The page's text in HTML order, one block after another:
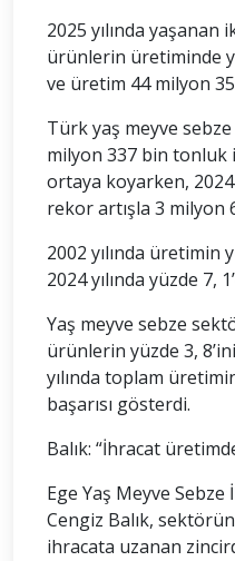
2025 yılında
ürünlerin üretiminde
ve üretim 44 milyon
Türk yaş meyve sebze
milyon 337 bin tonluk
ortaya koyarken, 2024
rekor artışla 3 milyon
2002 yılında üretimin
2024 yılında yüzde 7,
Yaş meyve sebze
ürünlerin yüzde 3,
yılında toplam
başarısı gösterdi.
Balık: “İhracat
Ege Yaş Meyve Sebze
Cengiz Balık,
ihracata uzanan